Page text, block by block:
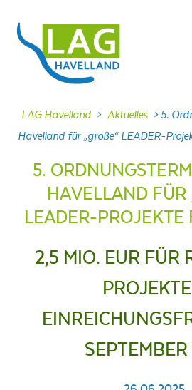
Projekte
DABEI SEIN
Dokumente
FRAGEN
Kontakt
LAG Havelland > Aktuelles > 5.
Havelland für „große“ LEADER-
5.
HAVELLAND FÜR
EADER-PROJEKTE
2,5 MIO. EUR FÜR